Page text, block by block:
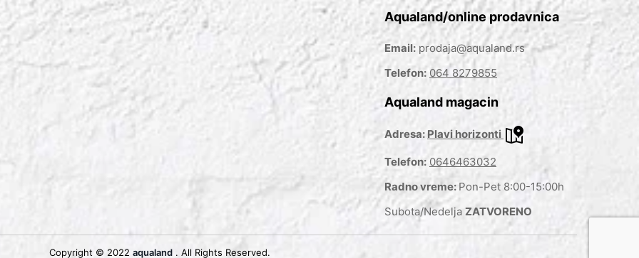
Aqualand/online prodavnica
Email: prodaja@aqualand.rs
Telefon: 064 8279855
Aqualand magacin
Adresa:Plavi horizonti
Telefon: 0646463032
Radno vreme: Pon-Pet 8:00-15:00h
Subota/Nedelja ZATVORENO
Copyright © 2022 aqualand . All Rights Reserved.